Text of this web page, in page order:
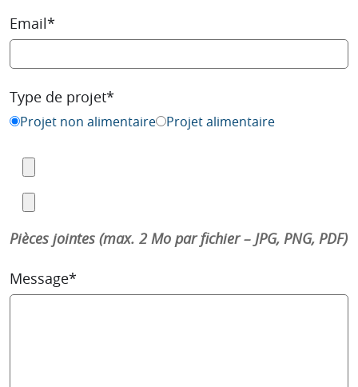
Email*
Type de projet*
Projet non alimentaire Projet alimentaire
Pièces jointes (max. 2 Mo par fichier – JPG, PNG, PDF)
Message*